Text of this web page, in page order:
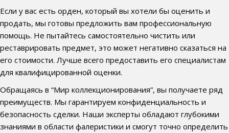
Если у вас есть орден, который вы хотели бы оценить и
продать, мы готовы предложить вам профессиональную
помощь. Не пытайтесь самостоятельно чистить или
реставрировать предмет, это может негативно сказаться на
его стоимости. Лучше всего предоставить его специалистам
для квалифицированной оценки.
Обращаясь в “Мир коллекционирования”, вы получаете ряд
преимуществ. Мы гарантируем конфиденциальность и
безопасность сделки. Наши эксперты обладают глубокими
знаниями в области фалеристики и смогут точно определить